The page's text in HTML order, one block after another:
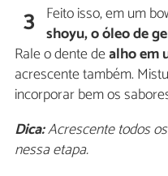
3 Feito isso, em um
shoyu, o óleo de
Rale o dente dealho em
acrescente também.
incorporar bem os
Dica:Acrescente todos
nessa etapa.